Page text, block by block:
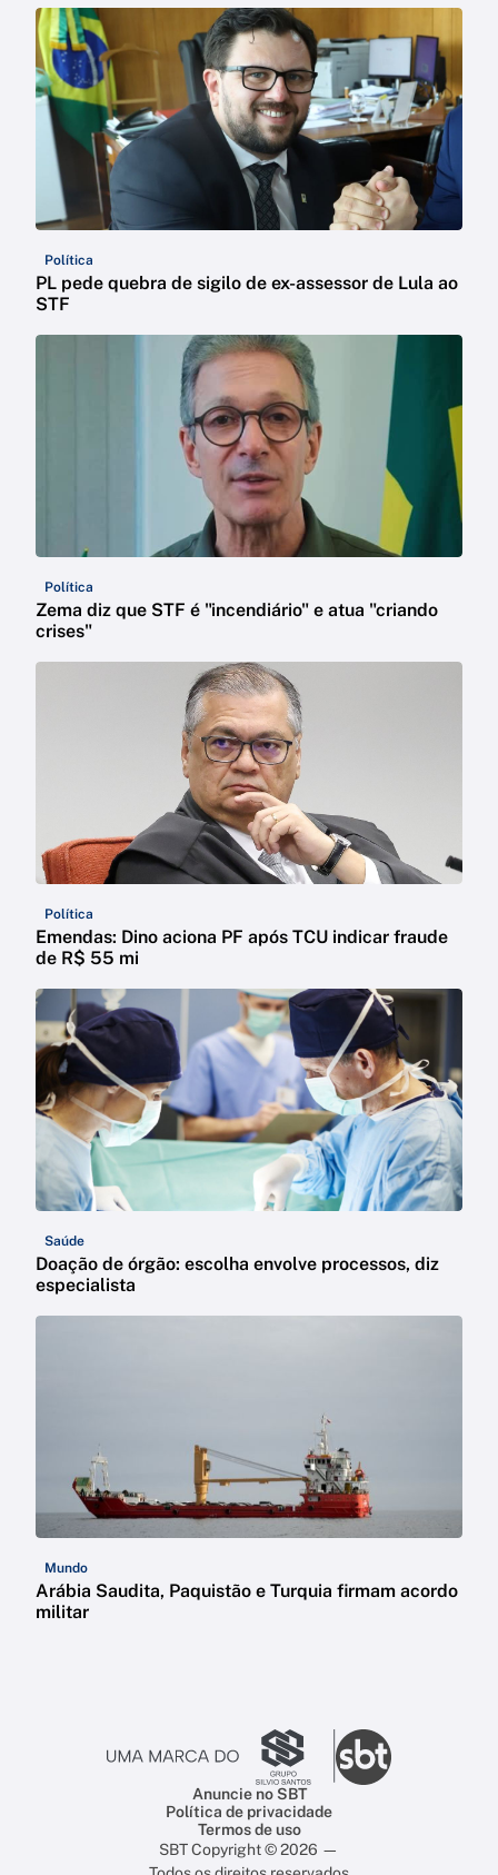
Política
PL pede quebra de sigilo de ex-assessor de Lula ao
STF
Política
Zema diz que STF é "incendiário" e atua "criando
crises"
Política
Emendas: Dino aciona PF após TCU indicar fraude
de R$ 55 mi
Saúde
Doação de órgão: escolha envolve processos, diz
especialista
Mundo
Arábia Saudita, Paquistão e Turquia firmam acordo
militar
Anuncie no SBT
Política de privacidade
Termos de uso
SBT Copyright © 2026 —